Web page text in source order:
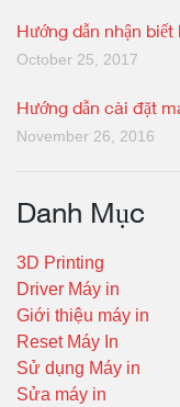
Hướng dẫn nhận
October 25, 2017
Hướng dẫn cài đặt
November 26, 2016
Danh Mục
3D Printing
Driver Máy in
Giới thiệu máy in
Reset Máy In
Sử dụng Máy in
Sửa máy in